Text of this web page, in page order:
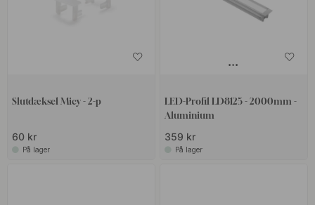
Slutdæksel Micy - 2-p
60 kr
På lager
LED-Profil LD8125 - 2000mm -
Aluminium
359 kr
På lager